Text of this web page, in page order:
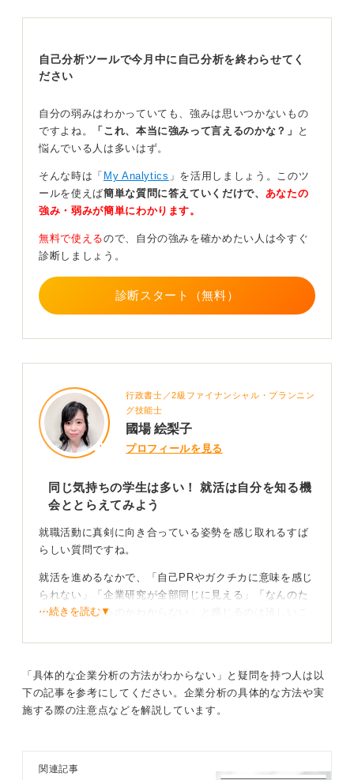
経済誌を読んで視界を広げる！ 違いを見つけ意味を
情報不足の状態では、きちんとした企業の違いを調べる
こともできず、同じに見えるため、意味が見いだせなく
就活に対する考え方を変え、意味を見いだすために今す
ぐできる具体的な行動として、企業研究をしてくださ
たとえば、 日経ビジネス
ンド、週刊東洋経済などの経済誌を1つ買って熟読し、ビ
ジネスの世界に触れてみましょう。
べてみれば違いやこだわり、興味の種が見えてくる可能
たしているのかを理解することが、就活の意味を理解す
るための第一歩です。
0
自己分析ツールで今月中に自己分析を終わらせてく
ださい
自分の弱みはわかっていても、強みは思いつかないもの
ですよね。
「これ、本当に強みって言えるのかな？」
と
悩んでいる人は多いはず。
そんな時は「 My Analytics 」を活用しましょう。このツ
ールを使えば簡単な質問に答えていくだけで、 あなたの
強み・弱みが簡単にわかります。
無料で使えるので、自分の強みを確かめたい人は今すぐ
診断しましょう。
診断スタート（無料）
行政書士／2級ファイナンシャル・プランニン
グ技能士
國場 絵梨子
プロフィールを見る
同じ気持ちの学生は多い！ 就活は自分を知る機
会ととらえてみよう
就職活動に真剣に向き合っている姿勢を感じ取れるすば
らしい質問ですね。
就活を進めるなかで、「自己PRやガクチカに意味を感じ
られない」「企業研究が全部同じに見える」「なんのた
めにやっているのかわからない」と感じるのは珍しいこ
いでしょうか。就活を意味がないと感じられるおもな原
因として考えられることはいくつかあります。
まず、就活が形式的な作業に見えてしまうことです。自
な対話ではないのではないかと疑問を持つこともあるで
⋯続きを読む▼
「具体的な企業分析の方法がわからない」と疑問を持つ人は以
下の記事を参考にしてください。企業分析の具体的な方法や実
施する際の注意点などを解説しています。
関連記事